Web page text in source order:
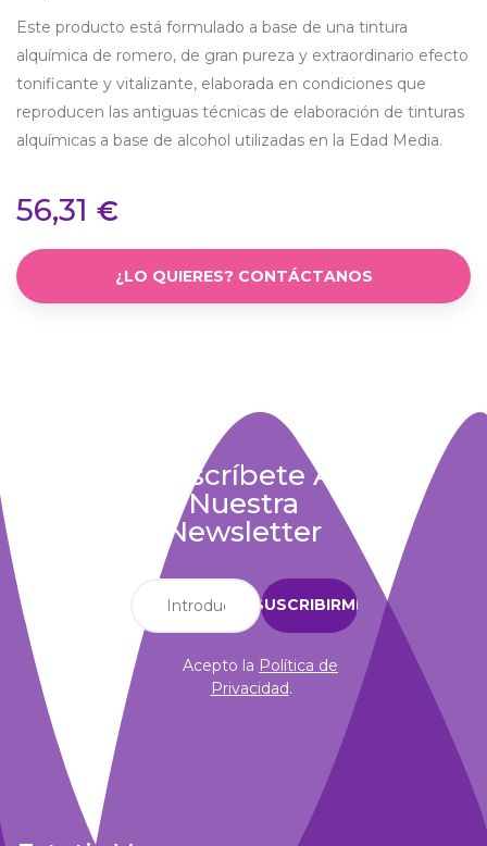
Este producto está formulado a base de una tintura
alquímica de romero, de gran pureza y extraordinario efecto
tonificante y vitalizante, elaborada en condiciones que
reproducen las antiguas técnicas de elaboración de tinturas
alquímicas a base de alcohol utilizadas en la Edad Media.
56,31 €
¿LO QUIERES? CONTÁCTANOS
Suscríbete A
Nuestra
Newsletter
Acepto la Política de
Privacidad.